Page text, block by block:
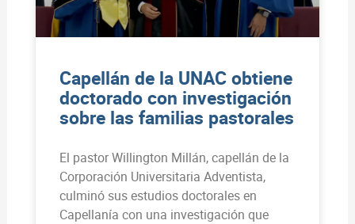
Capellán de la UNAC obtiene
doctorado con investigación
sobre las familias pastorales
El pastor Willington Millán, capellán de la
Corporación Universitaria Adventista,
culminó sus estudios doctorales en
Capellanía con una investigación que